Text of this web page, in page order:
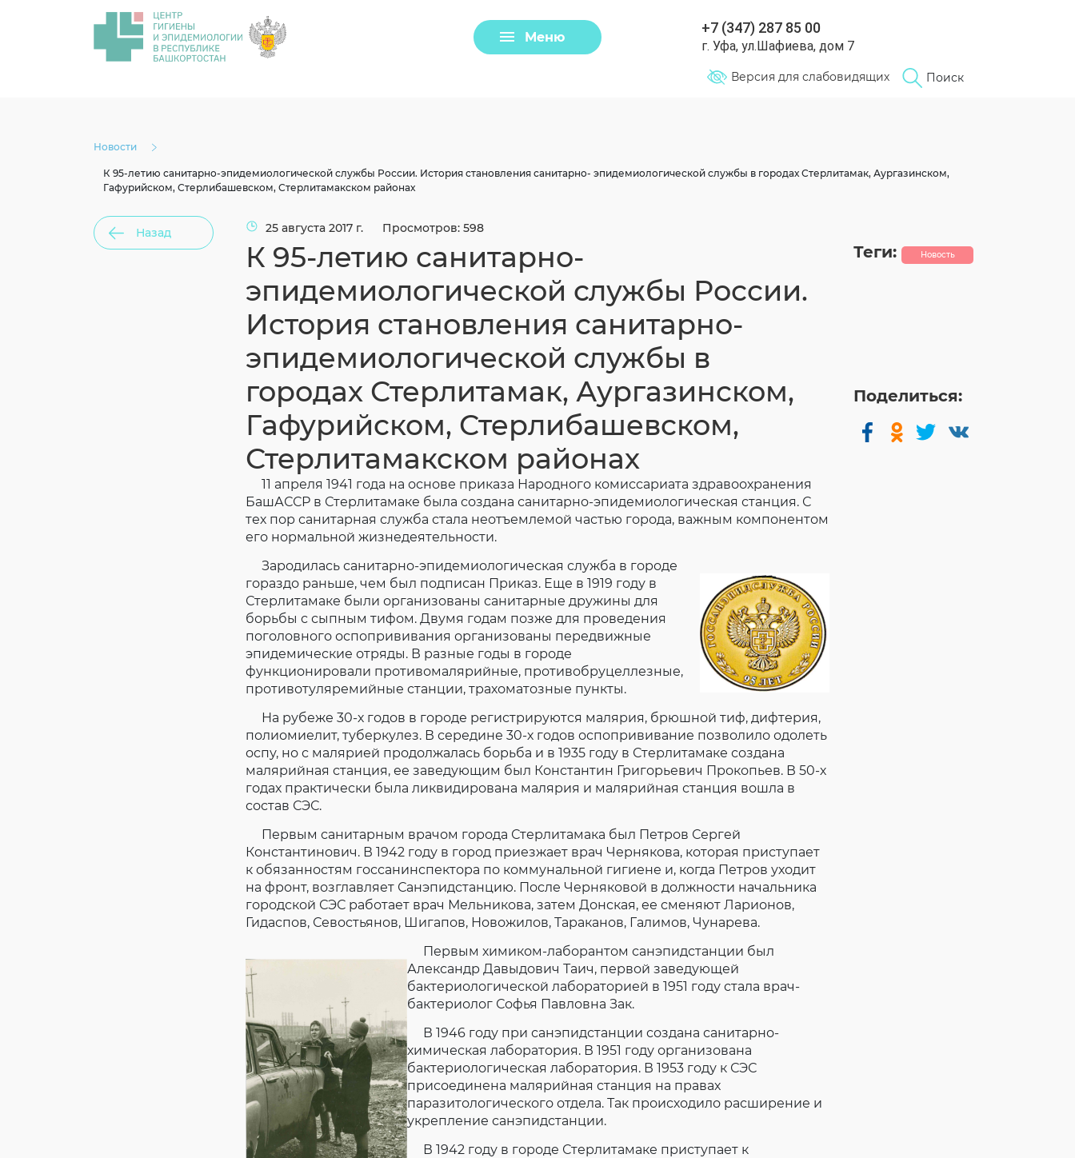
Меню
+7 (347) 287 85 00
г. Уфа, ул.Шафиева, дом 7
Поиск
Версия для слабовидящих
Новости
К 95-летию санитарно-эпидемиологической службы России. История становления санитарно- эпидемиологической службы в городах Стерлитамак, Аургазинском,
Гафурийском, Стерлибашевском, Стерлитамакском районах
Назад 25 августа 2017 г. Просмотров: 598
К 95-летию санитарно-
эпидемиологической службы России.
История становления санитарно-
эпидемиологической службы в
городах Стерлитамак, Аургазинском,
Гафурийском, Стерлибашевском,
Стерлитамакском районах
11 апреля 1941 года на основе приказа Народного комиссариата здравоохранения
БашАССР в Стерлитамаке была создана санитарно-эпидемиологическая станция. С
тех пор санитарная служба стала неотъемлемой частью города, важным компонентом
его нормальной жизнедеятельности.
Зародилась санитарно-эпидемиологическая служба в городе
гораздо раньше, чем был подписан Приказ. Еще в 1919 году в
Стерлитамаке были организованы санитарные дружины для
борьбы с сыпным тифом. Двумя годам позже для проведения
поголовного оспопрививания организованы передвижные
эпидемические отряды. В разные годы в городе
функционировали противомалярийные, противобруцеллезные,
противотуляремийные станции, трахоматозные пункты.
На рубеже 30-х годов в городе регистрируются малярия, брюшной тиф, дифтерия,
полиомиелит, туберкулез. В середине 30-х годов оспопрививание позволило одолеть
оспу, но с малярией продолжалась борьба и в 1935 году в Стерлитамаке создана
малярийная станция, ее заведующим был Константин Григорьевич Прокопьев. В 50-х
годах практически была ликвидирована малярия и малярийная станция вошла в
состав СЭС.
Первым санитарным врачом города Стерлитамака был Петров Сергей
Константинович. В 1942 году в город приезжает врач Чернякова, которая приступает
к обязанностям госсанинспектора по коммунальной гигиене и, когда Петров уходит
на фронт, возглавляет Санэпидстанцию. После Черняковой в должности начальника
городской СЭС работает врач Мельникова, затем Донская, ее сменяют Ларионов,
Гидаспов, Севостьянов, Шигапов, Новожилов, Тараканов, Галимов, Чунарева.
Первым химиком-лаборантом санэпидстанции был
Александр Давыдович Таич, первой заведующей
бактериологической лабораторией в 1951 году стала врач-
бактериолог Софья Павловна Зак.
В 1946 году при санэпидстанции создана санитарно-
химическая лаборатория. В 1951 году организована
бактериологическая лаборатория. В 1953 году к СЭС
присоединена малярийная станция на правах
паразитологического отдела. Так происходило расширение и
укрепление санэпидстанции.
В 1942 году в городе Стерлитамаке приступает к
Теги: Новость
Поделиться:
Задать вопрос
Загрузить файл
Согласие на обработку личных данных
Введите слово с картинки*: